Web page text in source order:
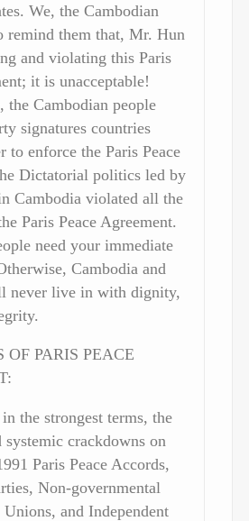
We, the Cambodian
remind them that, Mr. Hun
and violating this Paris
it is unacceptable!
the Cambodian people
signatures countries
to enforce the Paris Peace
Dictatorial politics led by
Cambodia violated all the
Paris Peace Agreement.
need your immediate
Cambodia and
never live in with dignity,
PARIS PEACE
the strongest terms, the
systemic crackdowns on
Paris Peace Accords,
Non-governmental
and Independent